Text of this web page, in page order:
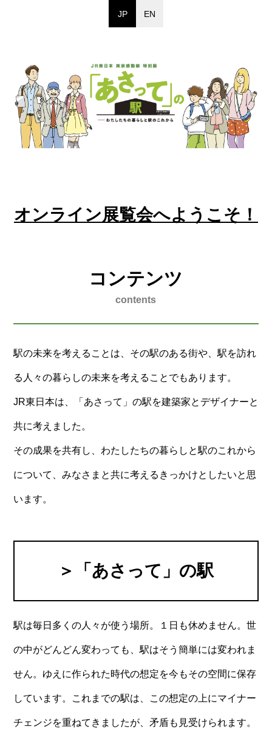
JP EN
オンライン展覧会へようこそ！
コンテンツ
contents
駅の未来を考えることは、その駅のある街や、駅を訪れ
る人々の暮らしの未来を考えることでもあります。
JR東日本は、「あさって」の駅を建築家とデザイナーと
共に考えました。
その成果を共有し、わたしたちの暮らしと駅のこれから
について、みなさまと共に考えるきっかけとしたいと思
います。
＞「あさって」の駅
駅は毎日多くの人々が使う場所。１日も休めません。世
の中がどんどん変わっても、駅はそう簡単には変われま
せん。ゆえに作られた時代の想定を今もその空間に保存
しています。これまでの駅は、この想定の上にマイナー
チェンジを重ねてきましたが、矛盾も見受けられます。